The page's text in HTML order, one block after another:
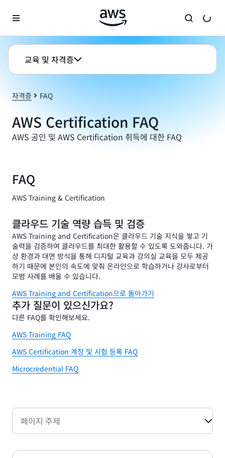
교육 및 자격증
자격증 FAQ
AWS Certification FAQ
AWS 공인 및 AWS Certification 취득에 대한 FAQ
FAQ
AWS Training & Certification
클라우드 기술 역량 습득 및 검증
AWS Training and Certification은 클라우드 기술 지식을 쌓고 기
술력을 검증하여 클라우드를 최대한 활용할 수 있도록 도와줍니다. 가
상 환경과 대면 방식을 통해 디지털 교육과 강의실 교육을 모두 제공
하기 때문에 본인의 속도에 맞춰 온라인으로 학습하거나 강사로부터
모범 사례를 배울 수 있습니다.
AWS Training and Certification으로 돌아가기
추가 질문이 있으신가요?
다른 FAQ를 확인해보세요.
AWS Training FAQ
AWS Certification 계정 및 시험 등록 FAQ
Microcredential FAQ
페이지 주제